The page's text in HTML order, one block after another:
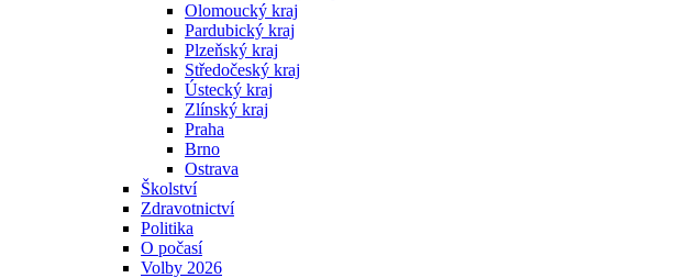
Olomoucký kraj
Pardubický kraj
Plzeňský kraj
Středočeský kraj
Ústecký kraj
Zlínský kraj
Praha
Brno
Ostrava
Školství
Zdravotnictví
Politika
O počasí
Volby 2026